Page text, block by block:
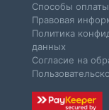
Способы оплаты
Правовая
Политика
данных
Согласие на